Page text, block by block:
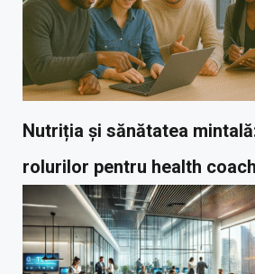
Nutriția și sănătatea
rolurilor pentru health